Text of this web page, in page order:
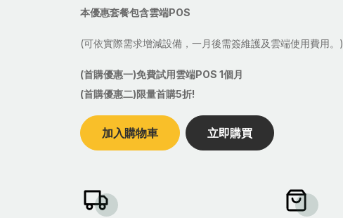
本優惠套餐包含雲端POS
(可依實際需求增減設備，一月後需簽維護及雲端使用費用。)
(首購優惠一)免費試用雲端POS 1個月
(首購優惠二)限量首購5折!
加入購物車 立即購買